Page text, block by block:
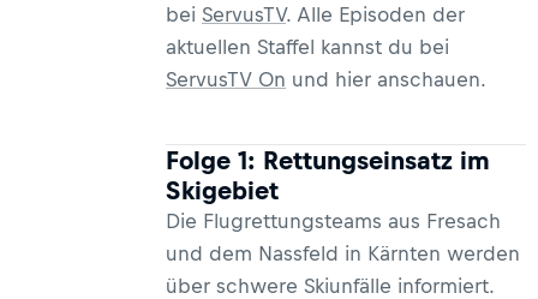
bei ServusTV. Alle Episoden der
aktuellen Staffel kannst du bei
ServusTV On und hier anschauen.
Folge 1: Rettungseinsatz im
Skigebiet
Die Flugrettungsteams aus Fresach
und dem Nassfeld in Kärnten werden
über schwere Skiunfälle informiert.